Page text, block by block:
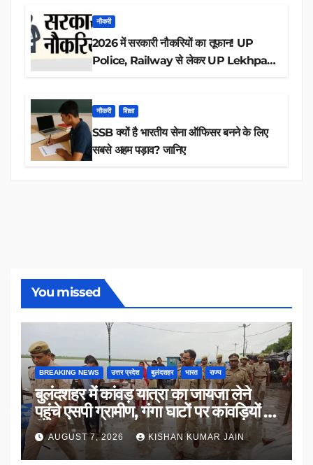
नौकरी
2026 में सरकारी नौकरियों का तूफान! UP
Police, Railway से लेकर UP Lekhpal
नौकरी शिक्षा
SSB क्यों है भारतीय सेना ऑफिसर बनने के लिए
सबसे अहम पड़ाव? जानिए
You missed
BREAKING NEWS उत्तर प्रदेश बुलंदशहर भारत राज्य
बुलंदशहर में कांवड़ यात्रा का जायजा लेने
पहुंचे एसपी ग्रामीण, गंगा घाटों पर कांवड़ियों से
किया संवाद
AUGUST 7, 2026 KISHAN KUMAR JAIN